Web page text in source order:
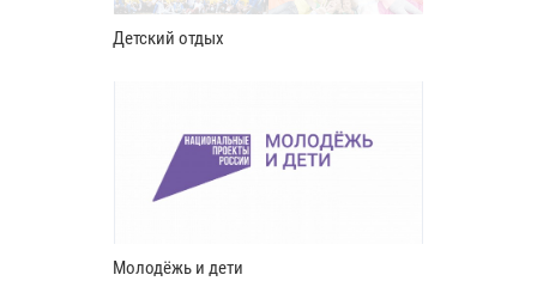
Детский отдых
Молодёжь и дети